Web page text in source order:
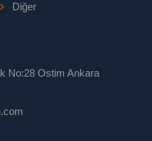
Diğer
No:28 Ostim Ankara